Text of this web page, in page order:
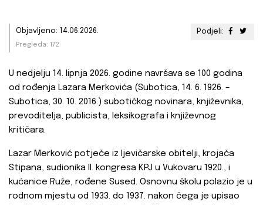
Podjeli:
Objavljeno: 14.06.2026.
Pregleda: 172
U nedjelju 14. lipnja 2026. godine navršava se 100 godina
od rođenja Lazara Merkovića (Subotica, 14. 6. 1926. –
Subotica, 30. 10. 2016.) subotičkog novinara, književnika,
prevoditelja, publicista, leksikografa i književnog
kritičara.
Lazar Merković potječe iz ljevičarske obitelji, krojača
Stipana, sudionika II. kongresa KPJ u Vukovaru 1920., i
kućanice Ruže, rođene Sused. Osnovnu školu polazio je u
rodnom mjestu od 1933. do 1937. nakon čega je upisao